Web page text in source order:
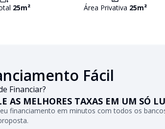
25m² Área Privativa 25m²
Fácil
Financiar?
AS MELHORES TAXAS EM UM SÓ
financiamento em minutos com todos os